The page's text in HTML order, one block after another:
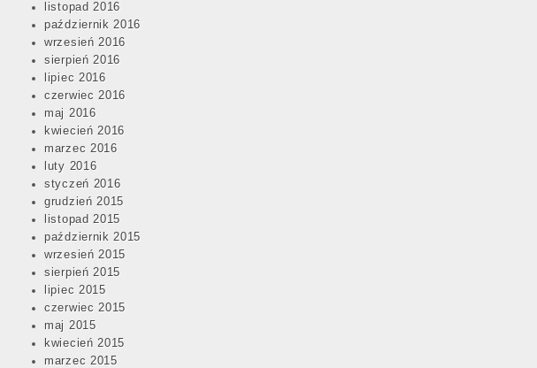
listopad 2016
październik 2016
wrzesień 2016
sierpień 2016
lipiec 2016
czerwiec 2016
maj 2016
kwiecień 2016
marzec 2016
luty 2016
styczeń 2016
grudzień 2015
listopad 2015
październik 2015
wrzesień 2015
sierpień 2015
lipiec 2015
czerwiec 2015
maj 2015
kwiecień 2015
marzec 2015